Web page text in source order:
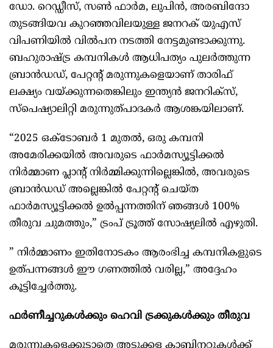
ഡോ. റെഡ്ഡീസ്, സണ്‍ ഫാര്‍മ, ലുപിന്‍, അരബിന്ദോ
തുടങ്ങിയവ കുറഞ്ഞവിലയുള്ള ജനറക് യുഎസ്
വിപണിയില്‍ വില്‍പന നടത്തി നേട്ടമുണ്ടാക്കുന്നു.
ബഹുരാഷ്ട്ര കമ്പനികള്‍ ആധിപത്യം പുലര്‍ത്തുന്ന
ബ്രാന്‍ഡഡ്, പേറ്റന്റ് മരുന്നുകളെയാണ് താരിഫ്
ലക്ഷ്യം വയ്ക്കുന്നതെങ്കിലും ഇന്ത്യന്‍ ജനറിക്‌സ്,
സ്‌പെഷ്യാലിറ്റി മരുന്നുത്പാദകര്‍ ആശങ്കയിലാണ്.
“2025 ഒക്ടോബര്‍ 1 മുതല്‍, ഒരു കമ്പനി
അമേരിക്കയില്‍ അവരുടെ ഫാര്‍മസ്യൂട്ടിക്കല്‍
നിര്‍മ്മാണ പ്ലാന്റ് നിര്‍മ്മിക്കുന്നില്ലെങ്കില്‍, അവരുടെ
ബ്രാന്‍ഡഡ് അല്ലെങ്കില്‍ പേറ്റന്റ് ചെയ്ത
ഫാര്‍മസ്യൂട്ടിക്കല്‍ ഉല്‍പ്പന്നത്തിന് ഞങ്ങള്‍ 100%
തീരുവ ചുമത്തും,” ട്രംപ് ട്രൂത്ത് സോഷ്യലില്‍ എഴുതി.
” നിര്‍മ്മാണം ഇതിനോടകം ആരംഭിച്ച കമ്പനികളുടെ
ഉത്പന്നങ്ങള്‍ ഈ ഗണത്തില്‍ വരില്ല,” അദ്ദേഹം
കൂട്ടിച്ചേര്‍ത്തു.
ഫര്‍ണീച്ചറുകള്‍ക്കും ഹെവി ട്രക്കുകള്‍ക്കും തീരുവ